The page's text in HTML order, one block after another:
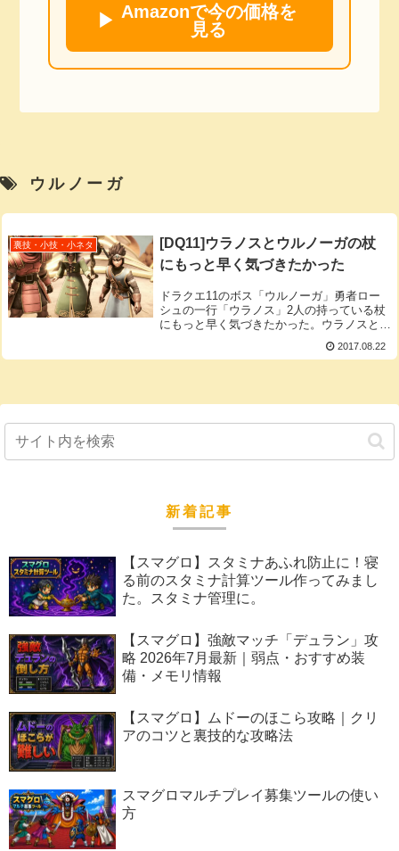
▶ Amazonで今の価格を
見る
ウルノーガ
裏技・小技・小ネタ
[DQ11]ウラノスとウルノーガの杖
にもっと早く気づきたかった
ドラクエ11のボス「ウルノーガ」勇者ロー
シュの一行「ウラノス」2人の持っている杖
にもっと早く気づきたかった。ウラノスとウ
すね。勇者のパーティーが「勇者」「戦士」
2017.08.22
新着記事
【スマグロ】スタミナあふれ防止に！寝
る前のスタミナ計算ツール作ってみまし
た。スタミナ管理に。
【スマグロ】強敵マッチ「デュラン」攻
略 2026年7月最新｜弱点・おすすめ装
備・メモリ情報
【スマグロ】ムドーのほこら攻略｜クリ
アのコツと裏技的な攻略法
スマグロマルチプレイ募集ツールの使い
方